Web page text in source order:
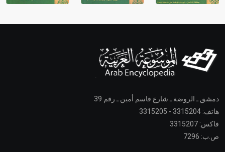
دمشق ـ الروضة ـ شارع قاسم أمين ـ رقم 39
هاتف: 3315204 - 3315205
فاكس: 3315207
ص.ب: 7296